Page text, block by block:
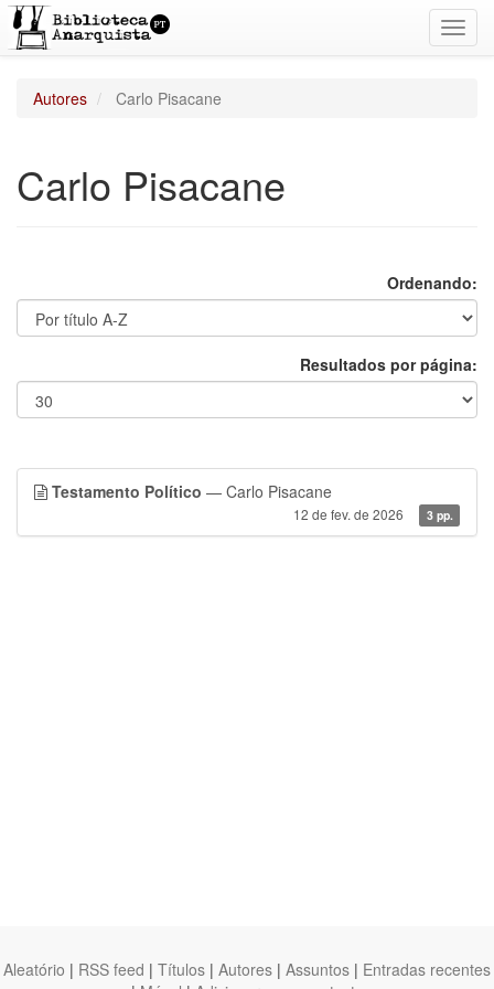
Autores Carlo Pisacane
Carlo Pisacane
Ordenando:
Resultados por página:
Testamento Político — Carlo Pisacane
12 de fev. de 2026 3 pp.
Aleatório | RSS feed | Títulos | Autores | Assuntos | Entradas recentes